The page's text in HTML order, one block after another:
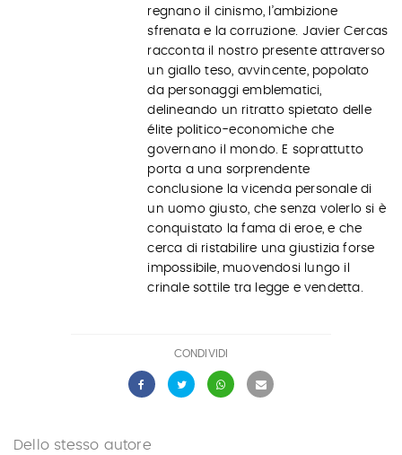
regnano il cinismo, l’ambizione
sfrenata e la corruzione. Javier Cercas
racconta il nostro presente attraverso
un giallo teso, avvincente, popolato
da personaggi emblematici,
delineando un ritratto spietato delle
élite politico-economiche che
governano il mondo. E soprattutto
porta a una sorprendente
conclusione la vicenda personale di
un uomo giusto, che senza volerlo si è
conquistato la fama di eroe, e che
cerca di ristabilire una giustizia forse
impossibile, muovendosi lungo il
crinale sottile tra legge e vendetta.
CONDIVIDI
Dello stesso autore